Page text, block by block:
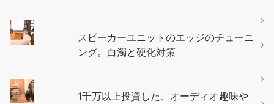
スピーカーユニットのエッジのチューニ
ング。白濁と硬化対策
1千万以上投資した、オーディオ趣味や